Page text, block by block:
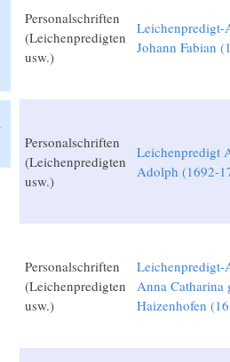
Personalschriften
(Leichenpredigten
usw.)
Leichenpredigt-
Johann Fabian
Personalschriften
(Leichenpredigten
usw.)
Leichenpredigt
Adolph (1692-
Personalschriften
(Leichenpredigten
usw.)
Leichenpredigt-
Anna Catharina
Haizenhofen